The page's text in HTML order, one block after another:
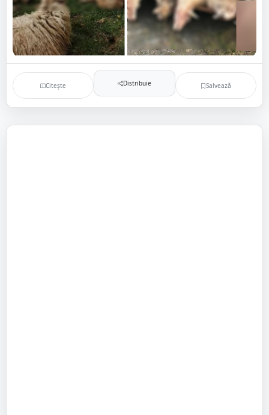
Citește Distribuie Salvează